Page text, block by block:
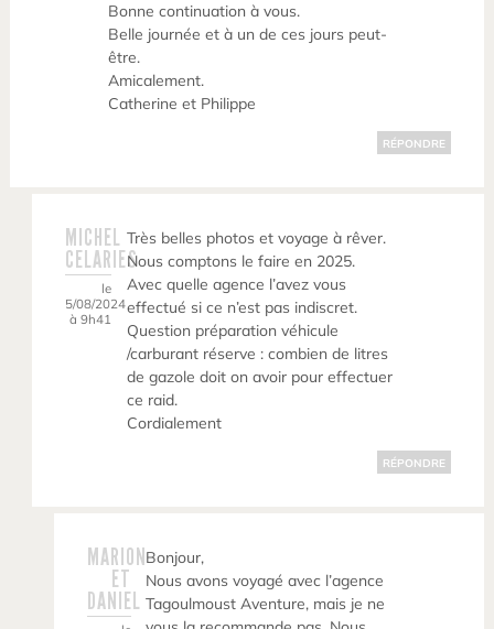
Bonne continuation à vous.
Belle journée et à un de ces jours peut-
être.
Amicalement.
Catherine et Philippe
RÉPONDRE
MICHEL
CELARIES
le
5/08/2024
à 9h41
Très belles photos et voyage à rêver.
Nous comptons le faire en 2025.
Avec quelle agence l’avez vous
effectué si ce n’est pas indiscret.
Question préparation véhicule
/carburant réserve : combien de litres
de gazole doit on avoir pour effectuer
ce raid.
Cordialement
RÉPONDRE
MARION
ET
DANIEL
Bonjour,
Nous avons voyagé avec l’agence
Tagoulmoust Aventure, mais je ne